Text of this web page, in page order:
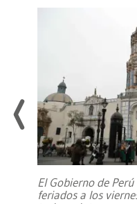
El Gobierno de
feriados a los